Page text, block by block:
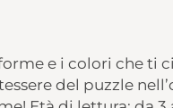
e i colori che ti
del puzzle